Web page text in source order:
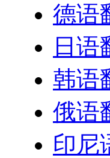
德语
日语
韩语
俄语
印尼